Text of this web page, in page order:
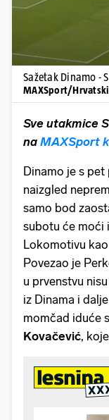
Sažetak Dinamo -
MAXSport/
Sve utakmice
na MAXSport
Dinamo je s
naizgled
samo bod
subotu će moći
Lokomotivu
Povezao je
u prvenstvu
iz Dinama i
momčad iduće
Kovačević,